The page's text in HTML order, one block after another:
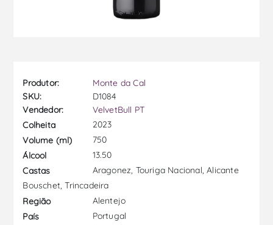
Produtor:
Monte da Cal
SKU:
D1084
Vendedor:
VelvetBull PT
Colheita
2023
Volume (ml)
750
Álcool
13.50
Castas
Aragonez, Touriga Nacional, Alicante
Bouschet, Trincadeira
Região
Alentejo
País
Portugal